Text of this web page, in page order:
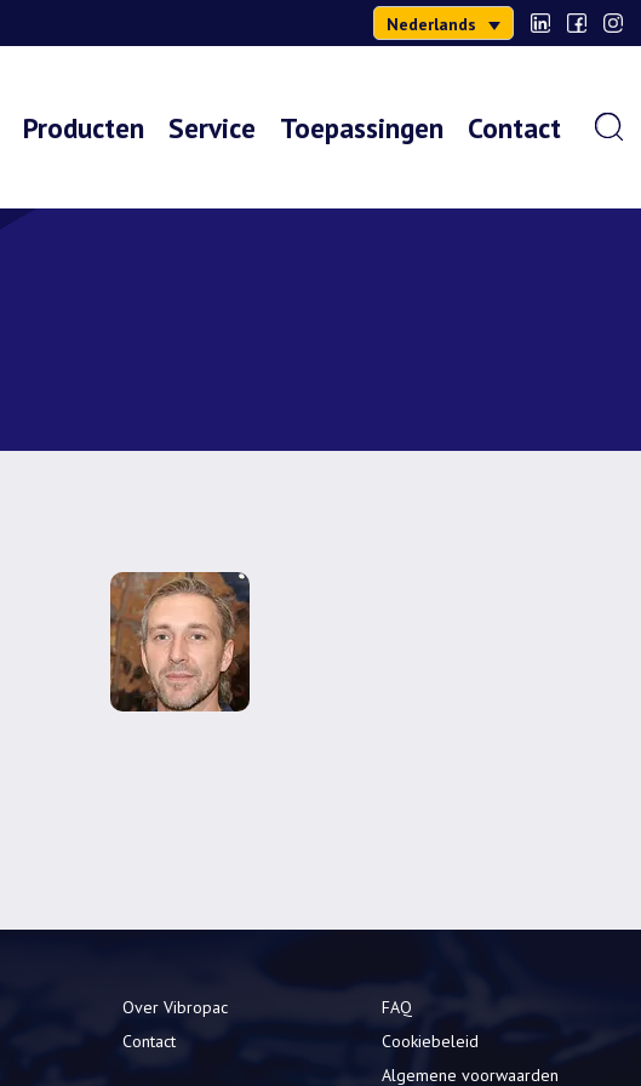
Nederlands
Producten Service Toepassingen Contact
Over Vibropac
Contact
FAQ
Cookiebeleid
Algemene voorwaarden